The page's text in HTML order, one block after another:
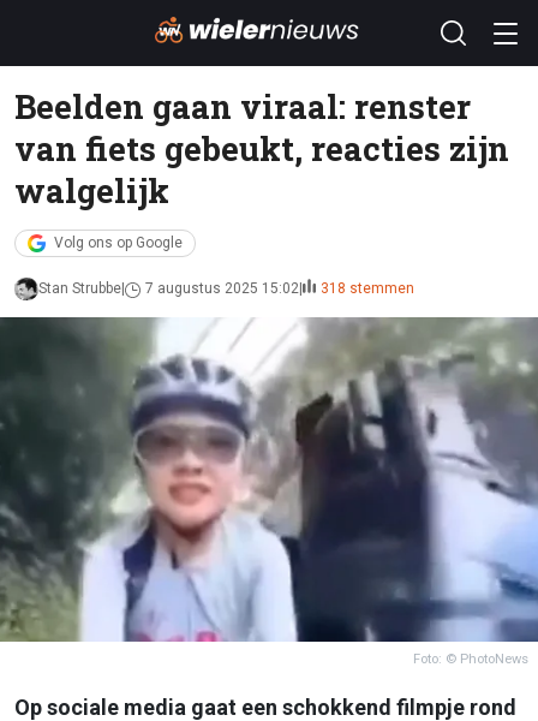
Beelden gaan viraal: renster
van fiets gebeukt, reacties zijn
walgelijk
Volg ons op Google
Stan Strubbe 7 augustus 2025 15:02 318 stemmen
Foto: © PhotoNews
Op sociale media gaat een schokkend filmpje rond